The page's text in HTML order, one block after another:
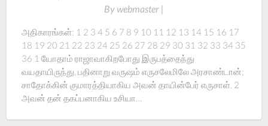
By webmaster |
அதிகாரங்கள்: 1 2 3 4 5 6 7 8 9 10 11 12 13 14 15 16 17
18 19 20 21 22 23 24 25 26 27 28 29 30 31 32 33 34 35
36 1 யோதாம் ராஜாவாகிறபோது இருபத்தைந்து
வயதாயிருந்து, பதினாறு வருஷம் எருசலேமிலே அரசாண்டான்;
சாதோக்கின் குமாரத்தியாகிய அவன் தாயின்பேர் எருசாள். 2
அவன் தன் தகப்பனாகிய உசியா…